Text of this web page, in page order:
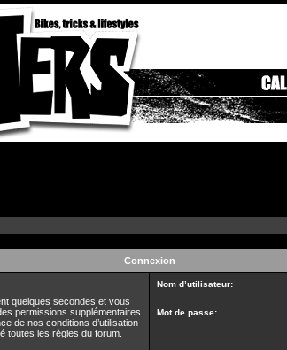
Connexion
quelques secondes et vous
permissions supplémentaires
de nos conditions d’utilisation
toutes les règles du forum.
Nom d’utilisateur:
Mot de passe: